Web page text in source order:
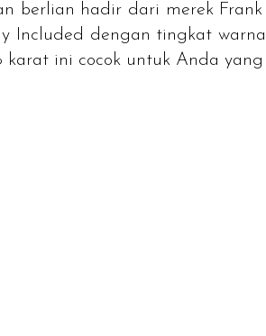
berlian hadir dari merek
Included dengan tingkat
ini cocok untuk Anda